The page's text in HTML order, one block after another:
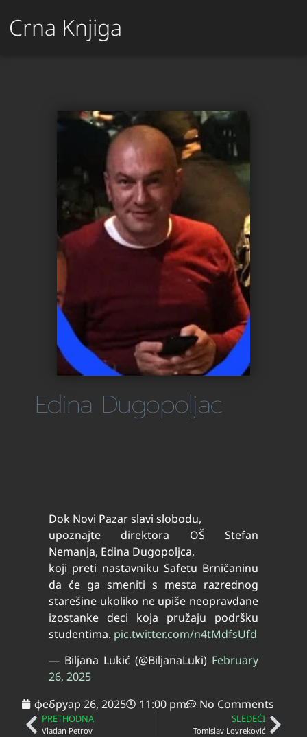
Crna Knjiga
Edina Dugopoljac
Dok Novi Pazar slavi slobodu,
upoznajte direktora OŠ Stefan
Nemanja, Edina Dugopoljca,
koji preti nastavniku Safetu Brničaninu
da će ga smeniti s mesta razrednog
starešine ukoliko ne upiše neopravdane
izostanke deci koja pružaju podršku
studentima. pic.twitter.com/n4tMdfsUfd
— Biljana Lukić (@BiljanaLuki) February
26, 2025
фебруар 26, 2025
11:00 pm No Comments
PRETHODNA
Vladan Petrov
SLEDEĆI
Tomislav Lovreković